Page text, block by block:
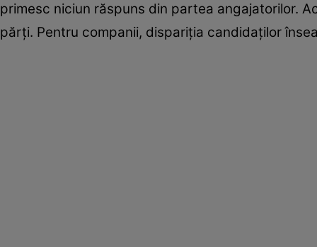
primesc niciun răspuns din partea angajatorilor.
părți. Pentru companii, dispariția candidaților